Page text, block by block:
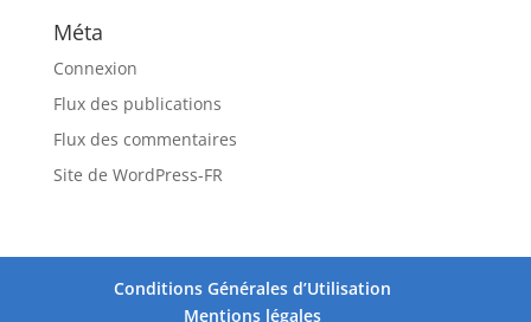
Méta
Connexion
Flux des publications
Flux des commentaires
Site de WordPress-FR
Conditions Générales d’Utilisation
Mentions légales